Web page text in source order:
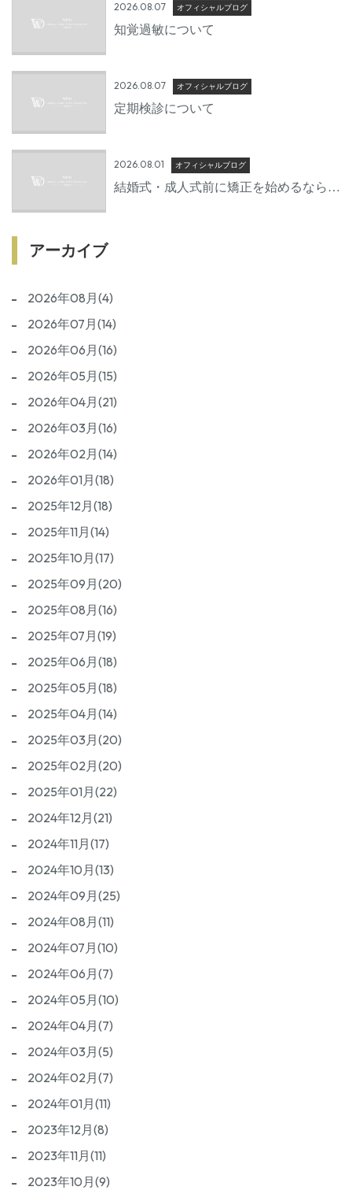
2026.08.07 オフィシャルブログ
知覚過敏について
2026.08.07 オフィシャルブログ
定期検診について
2026.08.01 オフィシャルブログ
結婚式・成人式前に矯正を始めるならい
アーカイブ
2026年08月(4)
2026年07月(14)
2026年06月(16)
2026年05月(15)
2026年04月(21)
2026年03月(16)
2026年02月(14)
2026年01月(18)
2025年12月(18)
2025年11月(14)
2025年10月(17)
2025年09月(20)
2025年08月(16)
2025年07月(19)
2025年06月(18)
2025年05月(18)
2025年04月(14)
2025年03月(20)
2025年02月(20)
2025年01月(22)
2024年12月(21)
2024年11月(17)
2024年10月(13)
2024年09月(25)
2024年08月(11)
2024年07月(10)
2024年06月(7)
2024年05月(10)
2024年04月(7)
2024年03月(5)
2024年02月(7)
2024年01月(11)
2023年12月(8)
2023年11月(11)
2023年10月(9)